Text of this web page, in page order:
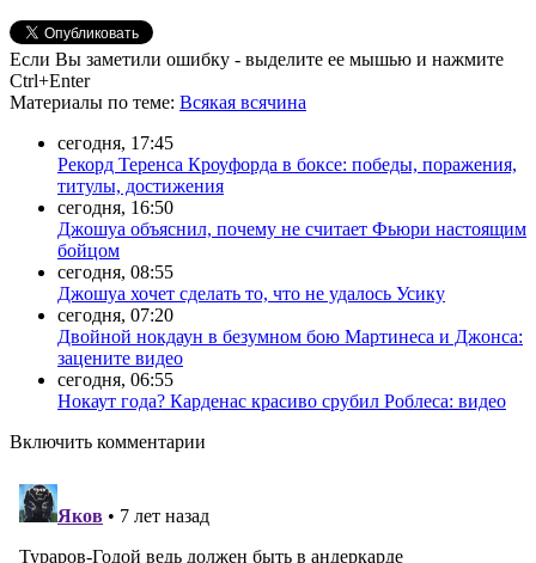
Если Вы заметили ошибку - выделите ее мышью и нажмите
Ctrl+Enter
Материалы по теме: Всякая всячина
сегодня, 17:45
Рекорд Теренса Кроуфорда в боксе: победы, поражения,
титулы, достижения
сегодня, 16:50
Джошуа объяснил, почему не считает Фьюри настоящим
бойцом
сегодня, 08:55
Джошуа хочет сделать то, что не удалось Усику
сегодня, 07:20
Двойной нокдаун в безумном бою Мартинеса и Джонса:
зацените видео
сегодня, 06:55
Нокаут года? Карденас красиво срубил Роблеса: видео
Включить комментарии